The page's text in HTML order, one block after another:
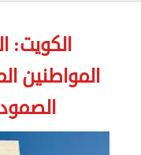
الكويت:
المواطنين